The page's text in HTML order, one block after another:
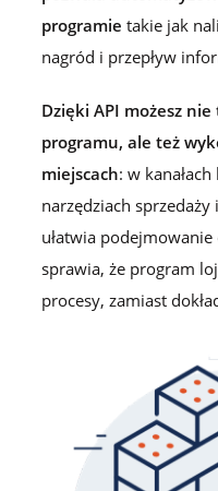
programie takie jak
nagród i przepływ
Dzięki API możesz
programu, ale też
miejscach: w
narzędziach sprzedaży
ułatwia
sprawia, że program
procesy, zamiast